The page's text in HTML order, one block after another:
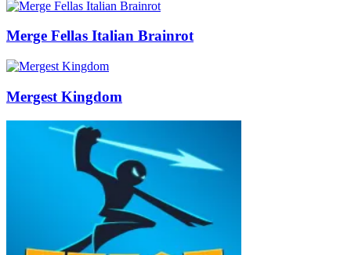
Merge Fellas Italian Brainrot
Mergest Kingdom